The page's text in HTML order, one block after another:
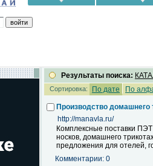
Результаты поиска:
Сортировка: По дате По
Производство домашнего
http://manavla.ru/
Комплексные поставки
носков, домашнего
предложения для отелей,
Комментарии: 0